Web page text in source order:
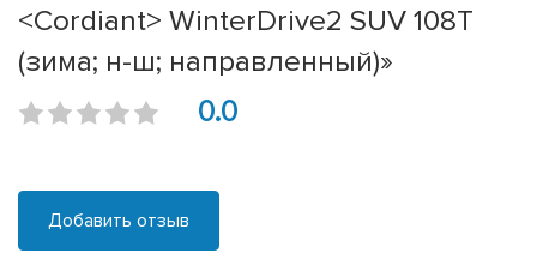
<Cordiant> WinterDrive2 SUV 108T
(зима; н-ш; направленный)»
0.0
Добавить отзыв